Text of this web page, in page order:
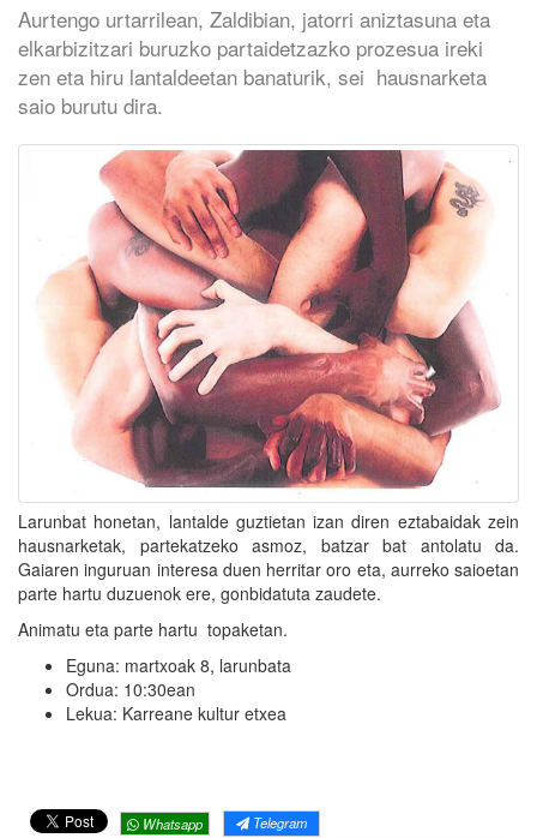
Aurtengo urtarrilean, Zaldibian, jatorri aniztasuna eta
elkarbizitzari buruzko partaidetzazko prozesua ireki
zen eta hiru lantaldeetan banaturik, sei hausnarketa
saio burutu dira.
Larunbat honetan, lantalde guztietan izan diren eztabaidak zein
hausnarketak, partekatzeko asmoz, batzar bat antolatu da.
Gaiaren inguruan interesa duen herritar oro eta, aurreko saioetan
parte hartu duzuenok ere, gonbidatuta zaudete.
Animatu eta parte hartu topaketan.
Eguna: martxoak 8, larunbata
Ordua: 10:30ean
Lekua: Karreane kultur etxea
Whatsapp Telegram